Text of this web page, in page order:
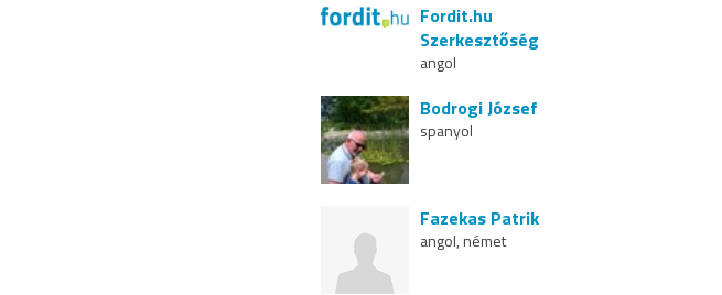
Fordit.hu
Szerkesztőség
angol
Bodrogi József
spanyol
Fazekas Patrik
angol, német